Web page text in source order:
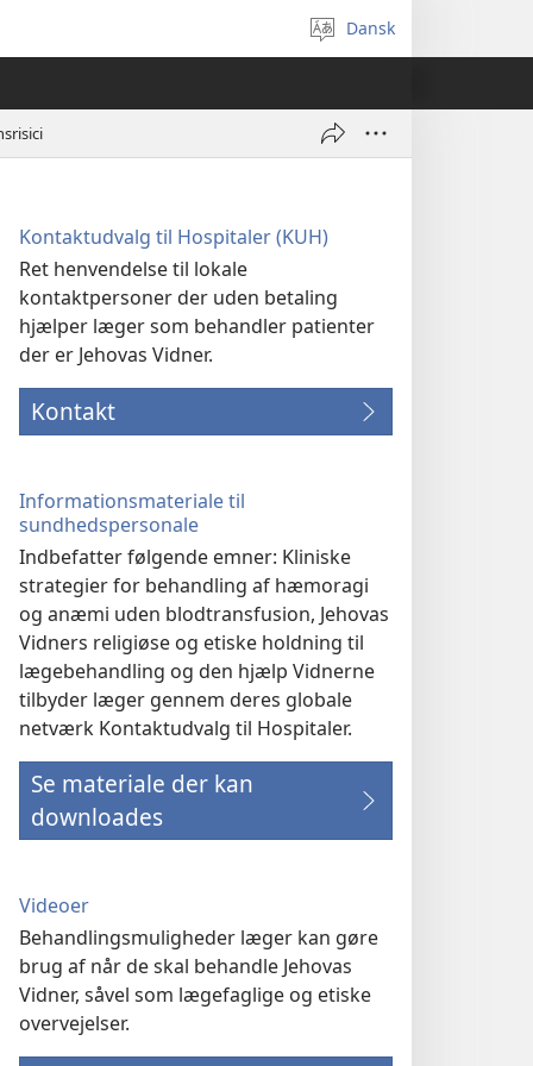
Vælg
sprog
Dansk
Kontaktudvalg til Hospitaler (KUH)
Ret henvendelse til lokale
kontaktpersoner der uden betaling
hjælper læger som behandler patienter
der er Jehovas Vidner.
Kontakt
Informationsmateriale til
sundhedspersonale
Indbefatter følgende emner: Kliniske
strategier for behandling af hæmoragi
og anæmi uden blodtransfusion, Jehovas
Vidners religiøse og etiske holdning til
lægebehandling og den hjælp Vidnerne
tilbyder læger gennem deres globale
netværk Kontaktudvalg til Hospitaler.
Se materiale der kan
downloades
Videoer
Behandlingsmuligheder læger kan gøre
brug af når de skal behandle Jehovas
Vidner, såvel som lægefaglige og etiske
overvejelser.